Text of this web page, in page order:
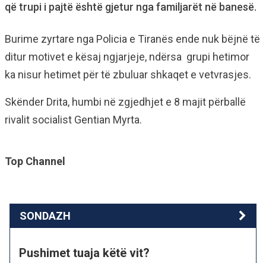
që trupi i pajtë është gjetur nga familjarët në banesë.
Burime zyrtare nga Policia e Tiranës ende nuk bëjnë të
ditur motivet e kësaj ngjarjeje, ndërsa grupi hetimor
ka nisur hetimet për të zbuluar shkaqet e vetvrasjes.
Skënder Drita, humbi në zgjedhjet e 8 majit përballë
rivalit socialist Gentian Myrta.
Top Channel
SONDAZH
Pushimet tuaja këtë vit?